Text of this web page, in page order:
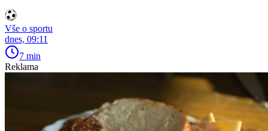
Vše o sportu
dnes, 09:11
7 min
Reklama